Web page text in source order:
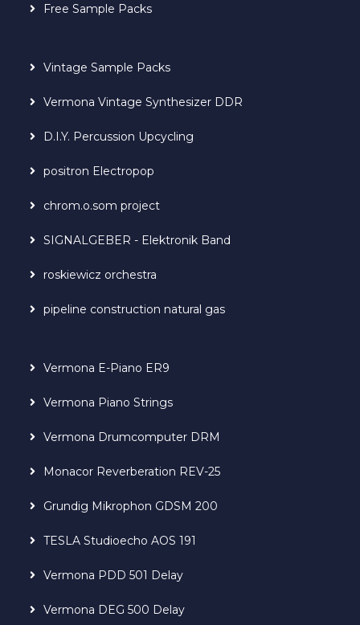
Free Sample Packs
Vintage Sample Packs
Vermona Vintage Synthesizer DDR
D.I.Y. Percussion Upcycling
positron Electropop
chrom.o.som project
SIGNALGEBER - Elektronik Band
roskiewicz orchestra
pipeline construction natural gas
Vermona E-Piano ER9
Vermona Piano Strings
Vermona Drumcomputer DRM
Monacor Reverberation REV-25
Grundig Mikrophon GDSM 200
TESLA Studioecho AOS 191
Vermona PDD 501 Delay
Vermona DEG 500 Delay